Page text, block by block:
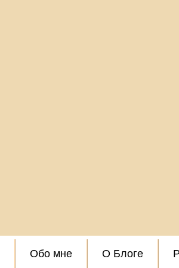
Обо мне О Блоге